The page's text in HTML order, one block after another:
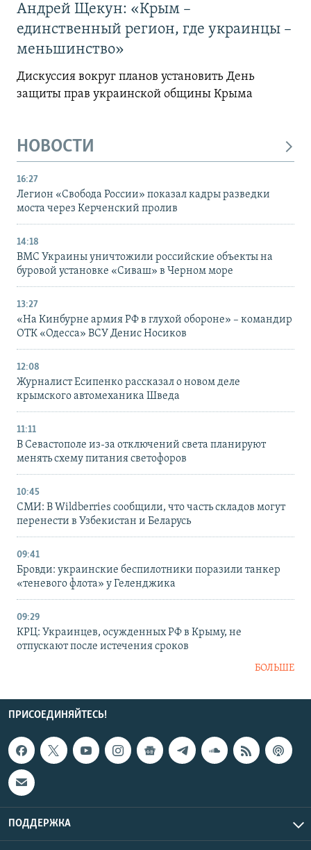
Андрей Щекун: «Крым –
единственный регион, где украинцы –
меньшинство»
Дискуссия вокруг планов установить День
защиты прав украинской общины Крыма
НОВОСТИ
16:27
Легион «Свобода России» показал кадры разведки
моста через Керченский пролив
14:18
ВМС Украины уничтожили российские объекты на
буровой установке «Сиваш» в Черном море
13:27
«На Кинбурне армия РФ в глухой обороне» – командир
ОТК «Одесса» ВСУ Денис Носиков
12:08
Журналист Есипенко рассказал о новом деле
крымского автомеханика Шведа
11:11
В Севастополе из-за отключений света планируют
менять схему питания светофоров
10:45
СМИ: В Wildberries сообщили, что часть складов могут
перенести в Узбекистан и Беларусь
09:41
Бровди: украинские беспилотники поразили танкер
«теневого флота» у Геленджика
09:29
КРЦ: Украинцев, осужденных РФ в Крыму, не
отпускают после истечения сроков
БОЛЬШЕ
ПРИСОЕДИНЯЙТЕСЬ!
ПОДДЕРЖКА